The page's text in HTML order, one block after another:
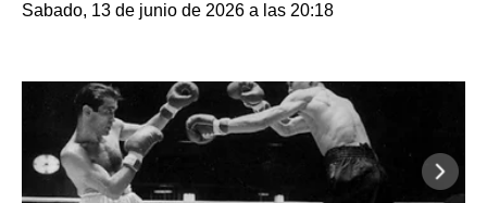
Sabado, 13 de junio de 2026 a las 20:18